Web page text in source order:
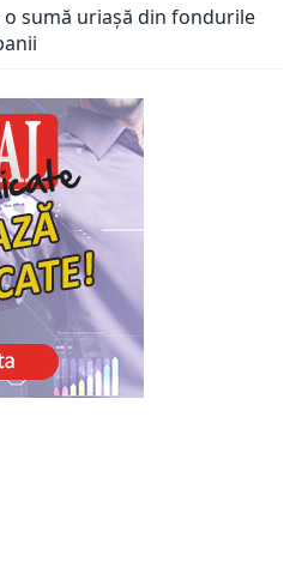
sumă uriașă din fondurile